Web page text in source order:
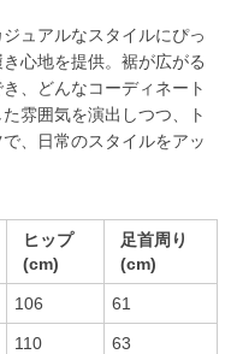
ュアルなスタイルにぴっ
心地を提供。裾が広がる
、どんなコーディネート
雰囲気を演出しつつ、ト
、日常のスタイルをアッ
ヒップ
(cm)
足首周り
(cm)
106 61
110 63